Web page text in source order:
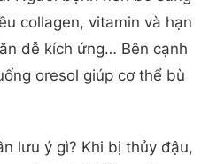
collagen, vitamin và hạn
dễ kích ứng… Bên cạnh
oresol giúp cơ thể bù
lưu ý gì? Khi bị thủy đậu,